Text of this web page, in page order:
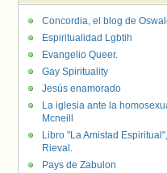
Concordia, el blog de
Espiritualidad Lgbtih
Evangelio Queer.
Gay Spirituality
Jesús enamorado
La iglesia ante la
Mcneill
Libro "La Amistad
Rieval.
Pays de Zabulon